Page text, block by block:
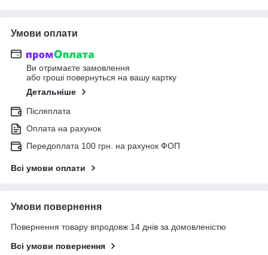
Умови оплати
Ви отримаєте замовлення
або гроші повернуться на вашу картку
Детальніше
Післяплата
Оплата на рахунок
Передоплата 100 грн. на рахунок ФОП
Всі умови оплати
Умови повернення
Повернення товару впродовж 14 днів за домовленістю
Всі умови повернення